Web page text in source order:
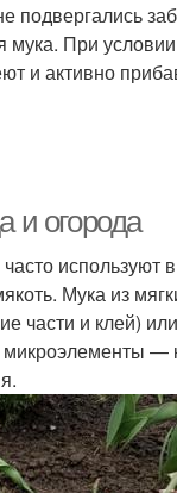
подвергались
При
и активно
и огорода
используют
Мука из
части и клей)
—